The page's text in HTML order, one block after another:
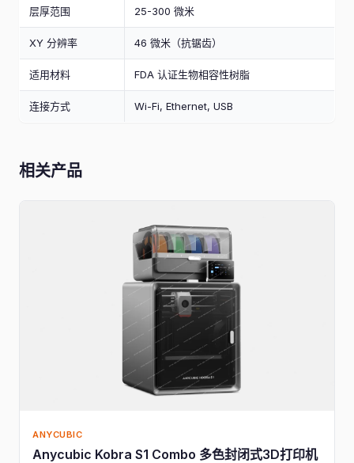
层厚范围 25-300 微米
XY 分辨率 46 微米（抗锯齿）
适用材料 FDA 认证生物相容性树脂
连接方式 Wi-Fi, Ethernet, USB
相关产品
ANYCUBIC
Anycubic Kobra S1 Combo 多色封闭式3D打印机